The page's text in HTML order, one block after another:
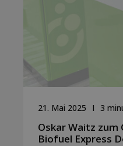
21. Mai 2025 3
Oskar Waitz zum
Biofuel Express